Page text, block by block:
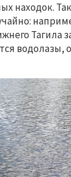
находок.
Тагила
водолазы,